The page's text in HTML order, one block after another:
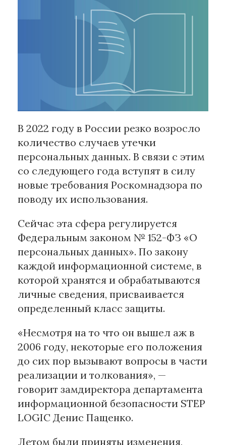
Интеллектуальная собственность
Архитектура и урбанистика
Наука и технологии
Медиа
Образование
Издательское дело
Музыка
Материалы партнеров
АКИ
Artists / Художники.РФ
n'RIS
Онлайн патент
Смотрите нас в соцсетях и мессенджерах
В 2022 году в России резко возросло
количество случаев утечки
персональных данных. В связи с этим
со следующего года вступят в силу
новые требования Роскомнадзора по
поводу их использования.
Сейчас эта сфера регулируется
Федеральным законом № 152-ФЗ «О
персональных данных». По закону
каждой информационной системе, в
которой хранятся и обрабатываются
личные сведения, присваивается
определенный класс защиты.
«Несмотря на то что он вышел аж в
2006 году, некоторые его положения
до сих пор вызывают вопросы в части
реализации и толкования», —
говорит замдиректора департамента
информационной безопасности STEP
LOGIC Денис Пащенко.
Летом были приняты изменения,